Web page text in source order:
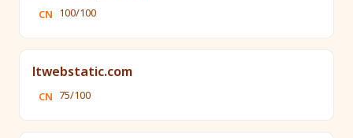
CN 100/100
ltwebstatic.com
CN 75/100